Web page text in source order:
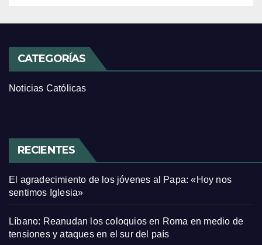
CATEGORÍAS
Noticias Católicas
RECIENTES
El agradecimiento de los jóvenes al Papa: «Hoy nos
sentimos Iglesia»
Líbano: Reanudan los coloquios en Roma en medio de
tensiones y ataques en el sur del país